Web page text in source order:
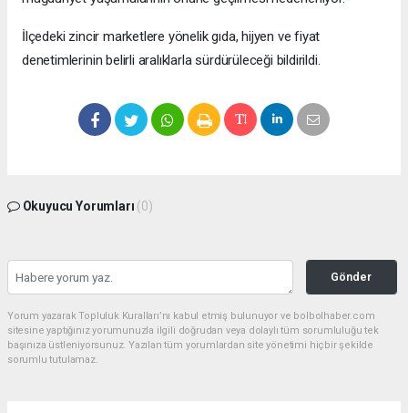
İlçedeki zincir marketlere yönelik gıda, hijyen ve fiyat
denetimlerinin belirli aralıklarla sürdürüleceği bildirildi.
Okuyucu Yorumları (0)
Gönder
Yorum yazarak Topluluk Kuralları’nı kabul etmiş bulunuyor ve bolbolhaber.com
sitesine yaptığınız yorumunuzla ilgili doğrudan veya dolaylı tüm sorumluluğu tek
başınıza üstleniyorsunuz. Yazılan tüm yorumlardan site yönetimi hiçbir şekilde
sorumlu tutulamaz.